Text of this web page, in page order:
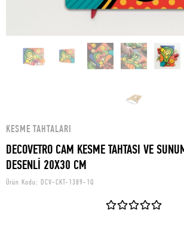
KESME TAHTALARI
DECOVETRO CAM KESME TAHTASI VE
DESENLİ 20X30 CM
Ürün Kodu: DCV-CKT-1389-1Q